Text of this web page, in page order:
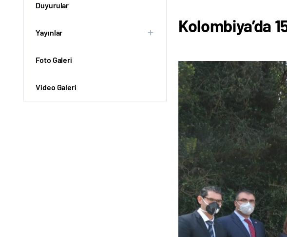
Duyurular
Yayınlar
Foto Galeri
Video Galeri
Kolombiya’da